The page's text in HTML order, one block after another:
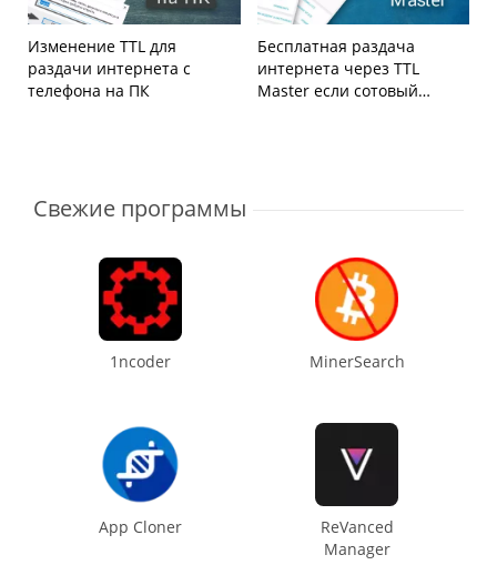
Изменение TTL для
раздачи интернета с
телефона на ПК
Бесплатная раздача
интернета через TTL
Master если сотовый
Свежие программы
1ncoder MinerSearch
App Cloner
ReVanced
Manager